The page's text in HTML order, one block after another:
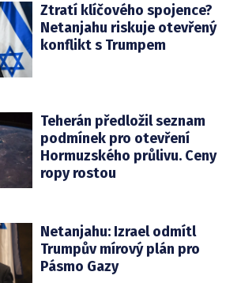
Ztratí klíčového spojence?
Netanjahu riskuje otevřený
konflikt s Trumpem
Teherán předložil seznam
podmínek pro otevření
Hormuzského průlivu. Ceny
ropy rostou
Netanjahu: Izrael odmítl
Trumpův mírový plán pro
Pásmo Gazy